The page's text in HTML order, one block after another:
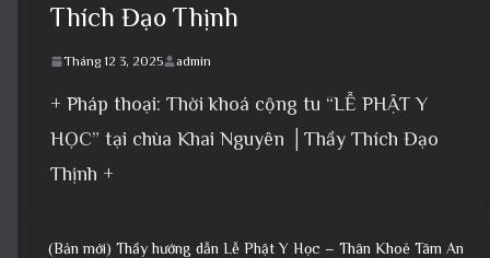
Thích Đạo Thịnh
Tháng 12 3, 2025 admin
+ Pháp thoại: Thời khoá cộng tu “LỄ PHẬT Y
HỌC” tại chùa Khai Nguyên │Thầy Thích Đạo
Thịnh +
(Bản mới) Thầy hướng dẫn Lễ Phật Y Học – Thân Khoẻ Tâm An